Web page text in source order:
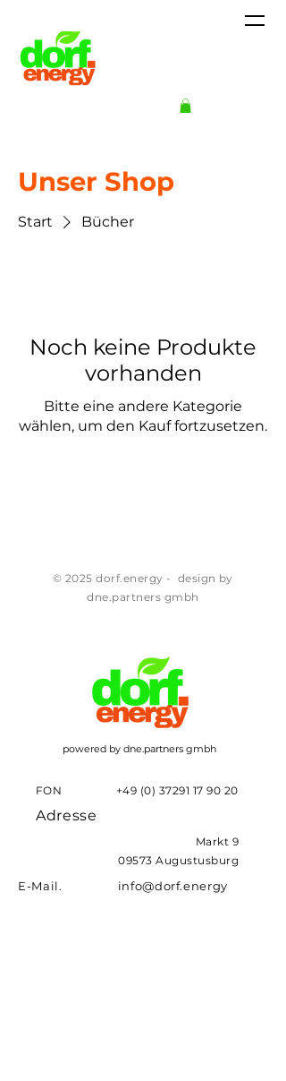
Unser Shop
Start Bücher
Noch keine Produkte
vorhanden
Bitte eine andere Kategorie
wählen, um den Kauf fortzusetzen.
© 2025 dorf.energy - design by
dne.partners gmbh
powered by dne.partners gmbh
FON +49 (0) 37291 17 90 20
Adresse
Markt 9
09573 Augustusburg
E-Mail. info@dorf.energy